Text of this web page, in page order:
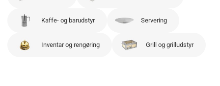
Kaffe- og barudstyr Servering
Inventar og rengøring Grill og grilludstyr